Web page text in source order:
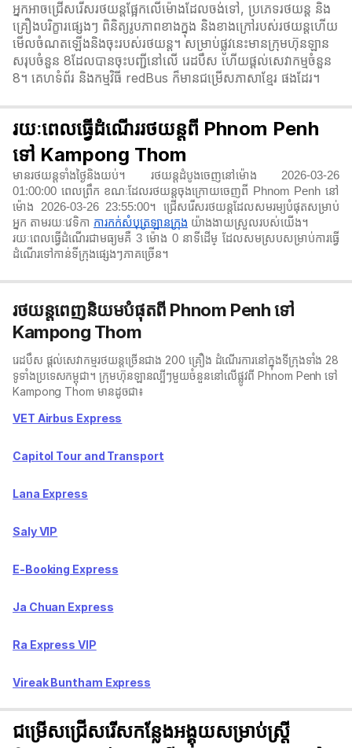
អ្នកអាចជ្រើសរើសរថយន្តផ្អែកលើម៉ោងដែលចង់ទៅ, ប្រភេទរថយន្ត និង
គ្រឿងបរិក្ខារផ្សេងៗ ពិនិត្យរូបភាពខាងក្នុង និងខាងក្រៅរបស់រថយន្តហើយ
មើលចំណតឡើងនិងចុះរបស់រថយន្ត។ សម្រាប់ផ្លូវនេះមានក្រុមហ៊ុនឡាន
សរុបចំនួន 8ដែលបានចុះបញ្ជីនៅលើ រេដបឹស ហើយផ្តល់សេវាកម្មចំនួន
8។ គេហទំព័រ និងកម្មវិធី redBus ក៏មានជម្រើសភាសាខ្មែរ ផងដែរ។
រយៈពេលធ្វើដំណើររថយន្តពី Phnom Penh
ទៅ Kampong Thom
មានរថយន្តទាំងថ្ងៃនិងយប់។ រថយន្តដំបូងចេញនៅម៉ោង 2026-03-26
01:00:00 ពេលព្រឹក ខណៈដែលរថយន្តចុងក្រោយចេញពី Phnom Penh នៅ
ម៉ោង 2026-03-26 23:55:00។ ជ្រើសរើសរថយន្តដែលសមរម្យបំផុតសម្រាប់
អ្នក តាមរយៈវេទិកា ការកក់សំបុត្រឡានក្រុង យ៉ាងងាយស្រួលរបស់យើង។
រយៈពេលធ្វើដំណើរជាមធ្យមគឺ 3 ម៉ោង 0 នាទី​ដើម្ ដែលសមស្របសម្រាប់ការធ្វើ
ដំណើរទៅកាន់ទីក្រុងផ្សេងៗភាគច្រើន។
រថយន្តពេញនិយមបំផុតពី Phnom Penh ទៅ
Kampong Thom
រេដបឹស ផ្តល់សេវាកម្មរថយន្តច្រើនជាង 200 គ្រឿង ដំណើរការនៅក្នុងទីក្រុងទាំង 28
ទូទាំងប្រទេសកម្ពុជា។ ក្រុមហ៊ុនឡានល្បីៗមួយចំនួននៅលើផ្លូវពី Phnom Penh ទៅ
Kampong Thom មានដូចជា៖
VET Airbus Express
Capitol Tour and Transport
Lana Express
Saly VIP
E-Booking Express
Ja Chuan Express
Ra Express VIP
Vireak Buntham Express
ជម្រើសជ្រើសរើសកន្លែងអង្គុយសម្រាប់ស្ត្រី